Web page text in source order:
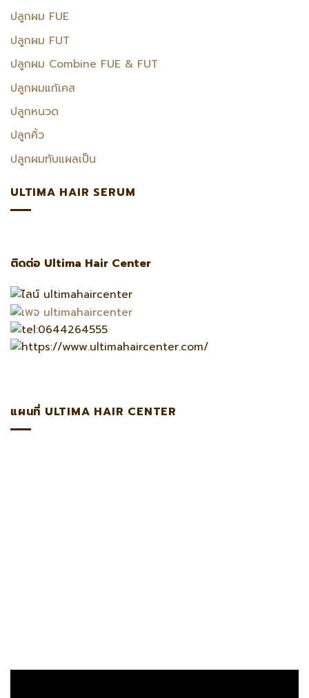
ปลูกผม FUE
ปลูกผม FUT
ปลูกผม Combine FUE & FUT
ปลูกผมแก้เคส
ปลูกหนวด
ปลูกคิ้ว
ปลูกผมทับแผลเป็น
ULTIMA HAIR SERUM
ติดต่อ Ultima Hair Center
แผนที่ ULTIMA HAIR CENTER